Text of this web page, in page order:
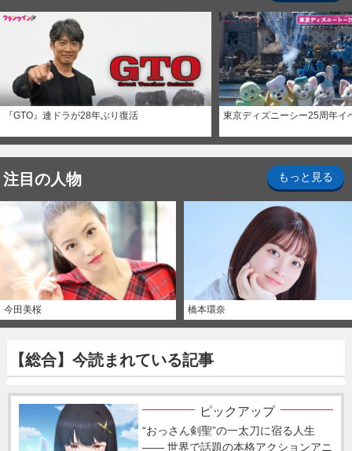
『GTO』連ドラが28年ぶり復活 東京ディズニーシー25周年イ
注目の人物 もっと見る
今田美桜 橋本環奈
【総合】今読まれている記事
ピックアップ
“おっさん剣聖”の一太刀に宿る人生
―― 世界で話題の本格アクションアニ